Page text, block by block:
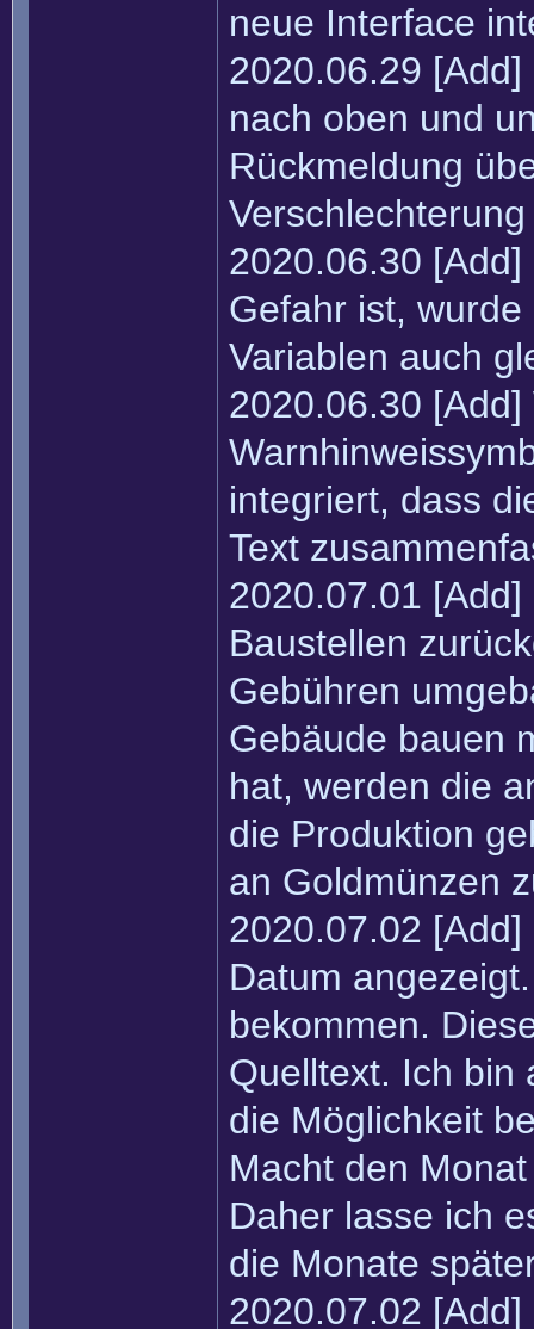
neue Interface
2020.06.29
nach oben und
Rückmeldung
2020.06.30
Gefahr ist,
Variablen auch
2020.06.30
integriert, dass
Text
2020.07.01
Baustellen
Gebühren
Gebäude bauen
hat, werden die
die Produktion
an Goldmünzen
2020.07.02
Datum
bekommen.
Quelltext. Ich bin
die Möglichkeit
Macht den
Daher lasse ich
die Monate
2020.07.02